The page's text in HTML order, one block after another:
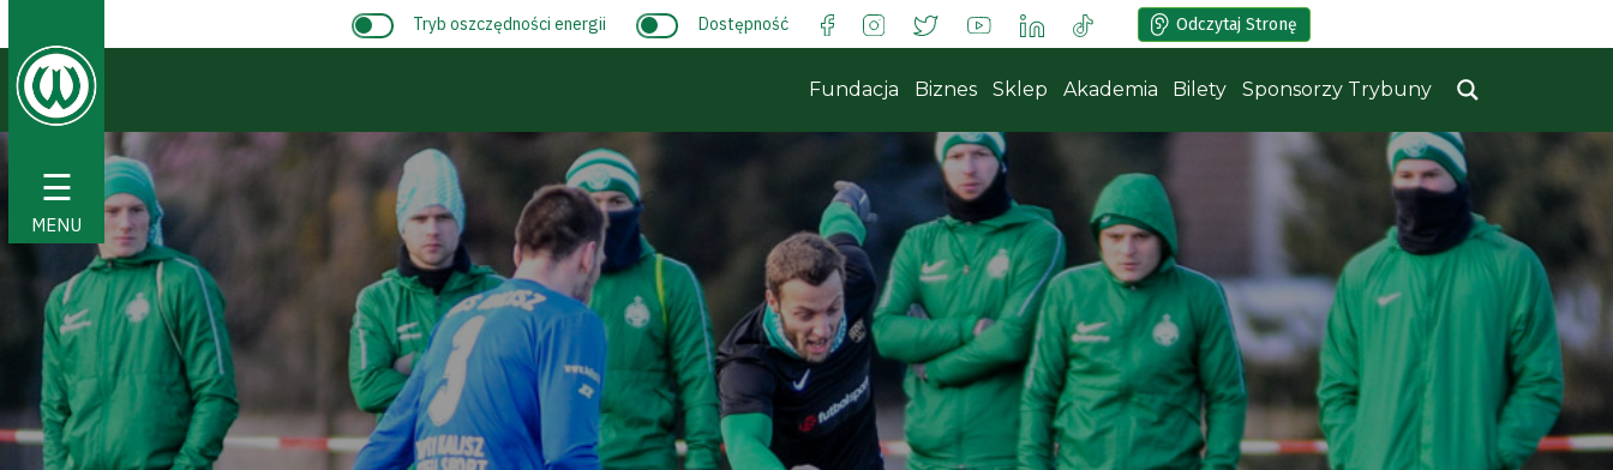
☰
MENU
Tryb oszczędności energii Dostępność Odczytaj Stronę
Fundacja Biznes Sklep Akademia Bilety Sponsorzy Trybuny